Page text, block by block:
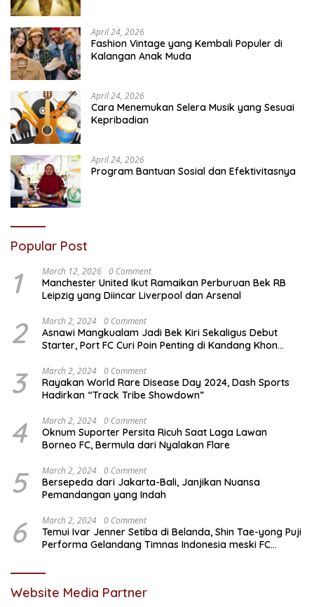
April 24, 2026
Fashion Vintage yang Kembali Populer di
Kalangan Anak Muda
April 24, 2026
Cara Menemukan Selera Musik yang Sesuai
Kepribadian
April 24, 2026
Program Bantuan Sosial dan Efektivitasnya
Popular Post
1 March 12, 2026 0 Comment
Manchester United Ikut Ramaikan Perburuan Bek RB
Leipzig yang Diincar Liverpool dan Arsenal
2 March 2, 2024 0 Comment
Asnawi Mangkualam Jadi Bek Kiri Sekaligus Debut
Starter, Port FC Curi Poin Penting di Kandang Khon
3 March 2, 2024 0 Comment
Rayakan World Rare Disease Day 2024, Dash Sports
Hadirkan “Track Tribe Showdown”
4 March 2, 2024 0 Comment
Oknum Suporter Persita Ricuh Saat Laga Lawan
Borneo FC, Bermula dari Nyalakan Flare
5 March 2, 2024 0 Comment
Bersepeda dari Jakarta-Bali, Janjikan Nuansa
Pemandangan yang Indah
6 March 2, 2024 0 Comment
Temui Ivar Jenner Setiba di Belanda, Shin Tae-yong Puji
Performa Gelandang Timnas Indonesia meski FC
Website Media Partner